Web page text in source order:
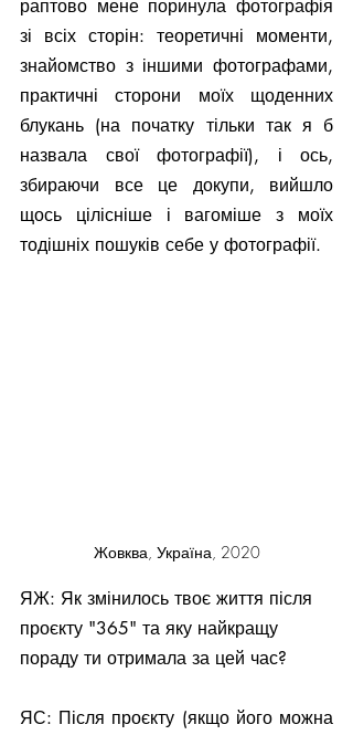
раптово мене поринула фотографія
зі всіх сторін: теоретичні моменти,
знайомство з іншими фотографами,
практичні сторони моїх щоденних
блукань (на початку тільки так я б
назвала свої фотографії), і ось,
збираючи все це докупи, вийшло
щось цілісніше і вагоміше з моїх
тодішніх пошуків себе у фотографії.
Жовква, Україна, 2020
ЯЖ: Як змінилось твоє життя після
проєкту "365" та яку найкращу
пораду ти отримала за цей час?
ЯС: Після проєкту (якщо його можна